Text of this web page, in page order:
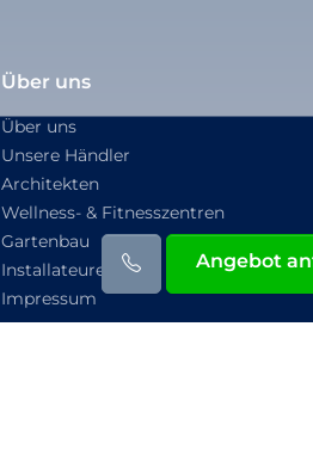
Über uns
Über uns
Unsere Händler
Architekten
Wellness- & Fitnesszentren
Gartenbau
Installateure
Impressum
Angebot